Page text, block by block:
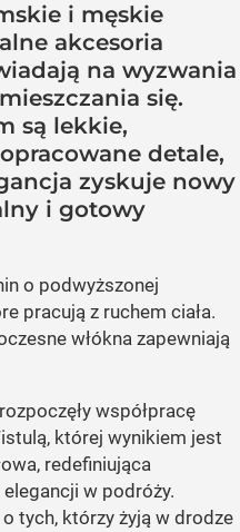
i męskie
akcesoria
na wyzwania
się.
są lekkie,
detale,
zyskuje nowy
i gotowy
o podwyższonej
pracują z ruchem ciała.
włókna zapewniają
współpracę
której wynikiem jest
redefiniująca
w podróży.
tych, którzy żyją w drodze